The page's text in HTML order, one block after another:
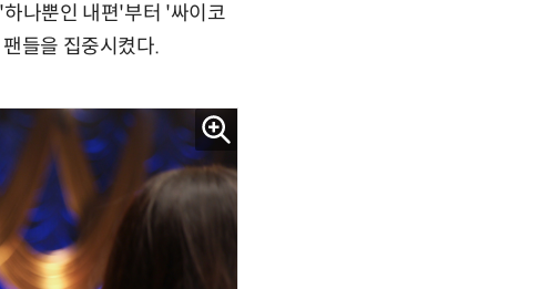
나뿐인 내편'부터 '싸이코
들을 집중시켰다.